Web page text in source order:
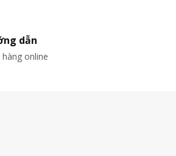
dẫn
hàng online